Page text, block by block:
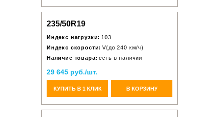
235/50R19
Индекс нагрузки: 103
Индекс скорости: V(до 240 км/ч)
Наличие товара: есть в наличии
29 645 руб./шт.
КУПИТЬ В 1 КЛИК В КОРЗИНУ